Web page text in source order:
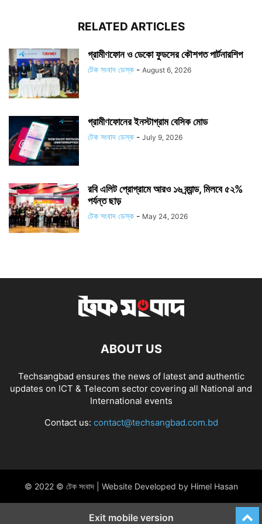
RELATED ARTICLES
গ্রামীণফোন ও ডেকো ফুডসের কৌশগত পার্টনারশিপ
টেক সংবাদ ডেস্ক - August 6, 2026
গ্রামীণফোনের ইনস্টাগ্রাম বেসিক মোড
টেক সংবাদ ডেস্ক - July 9, 2026
রবি এলিট প্রোগ্রামে আরও ১৬ ব্র্যান্ড, মিলবে ৫২%
পর্যন্ত ছাড়
টেক সংবাদ ডেস্ক - May 24, 2026
ABOUT US
Techsangbad ensures the news of latest and authentic
updates on ICT & Telecom sector covering all National and
International events
Contact us: contact@techsangbad.com.bd
© 2022 © টেক সংবাদ | Website Developed by Himel Hasan
Exit mobile version